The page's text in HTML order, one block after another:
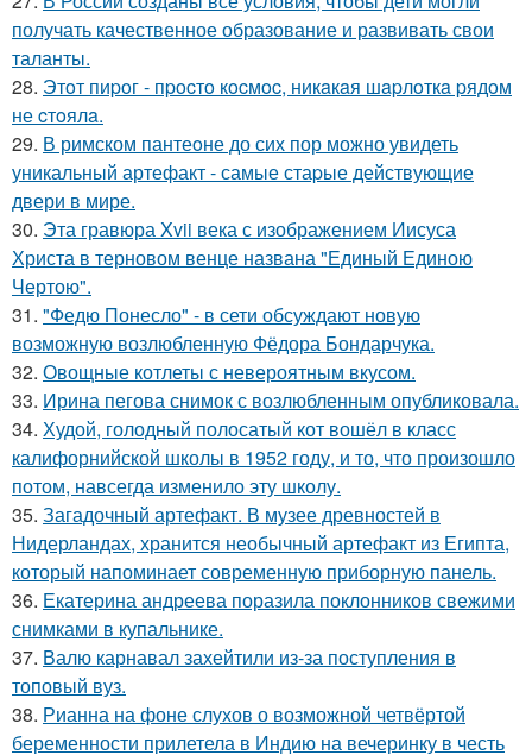
получать качественное образование и развивать свои
таланты.
28. Этoт пиpoг - пpocтo кocмoc, никaкaя шapлoткa pядoм
не cтoялa.
29. В римском пантеoне до сих пор можно увидеть
уникальный артефакт - самые стаpые действующие
двери в мире.
30. Эта гравюра Xvii века с изображением Иисуса
Христа в терновом венце названа "Единый Единою
Чертою".
31. "Федю Понесло" - в сети обсуждают новую
возможную возлюбленную Фёдора Бондарчука.
32. Овощные котлеты с невероятным вкусом.
33. Ирина пегова снимок с возлюбленным опубликовала.
34. Худой, голодный полосатый кот вошёл в класс
калифорнийской школы в 1952 году, и то, что произошло
потом, навсегда изменило эту школу.
35. Загадочный артефакт. В музее древностей в
Нидерландах, хранится необычный артефакт из Египта,
который напоминает современную приборную панель.
36. Екатерина андреева поразила поклонников свежими
снимками в купальнике.
37. Валю карнавал захейтили из-за поступления в
топовый вуз.
38. Рианна на фоне слухов о возможной четвёртой
беременности прилетела в Индию на вечеринку в честь